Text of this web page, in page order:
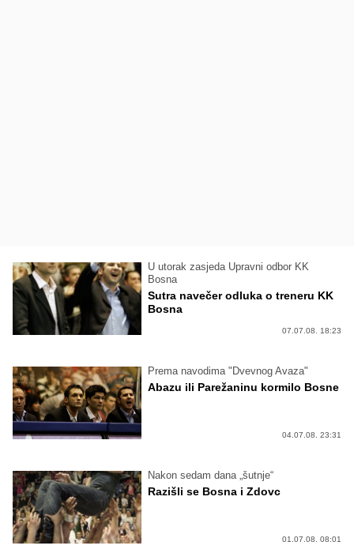
U utorak zasjeda Upravni odbor KK
Bosna
Sutra navečer odluka o treneru KK
Bosna
07.07.08. 18:23
Prema navodima "Dvevnog Avaza"
Abazu ili Parežaninu kormilo Bosne
04.07.08. 23:31
Nakon sedam dana „šutnje“
Razišli se Bosna i Zdovc
01.07.08. 08:01